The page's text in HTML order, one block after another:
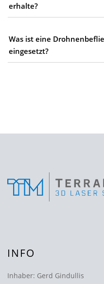
erhalte?
Was ist eine
eingesetzt?
INFO
Inhaber: Gerd Gindullis